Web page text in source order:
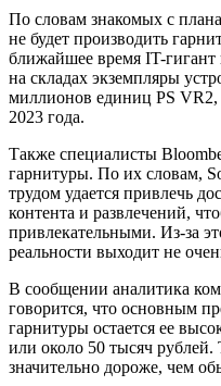
По словам знакомых с
не будет производить
ближайшее время IT-гигант
на складах экземпляры
миллионов единиц PS
2023 года.
Также специалисты
гарнитуры. По их словам,
трудом удается привлечь
контента и развлечений,
привлекательными. Из-за
реальности выходит не
В сообщении аналитика
говорится, что основным
гарнитуры остается ее
или около 50 тысяч
значительно дороже, чем